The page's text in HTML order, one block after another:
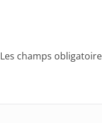
Les champs